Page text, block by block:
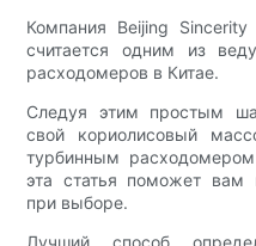
Компания Beijing
считается одним из
расходомеров в Китае.
Следуя этим простым
свой кориолисовый
турбинным
эта статья поможет вам
при выборе.